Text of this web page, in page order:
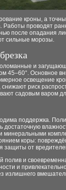
кроны, а
Работы проводят
после опадания
сильные морозы.
и
45–60°. Основное
освещение
риск
садовым варом
поддержка.
достаточную
минеральными
коры:
защиты от
полив и
и
излишнего